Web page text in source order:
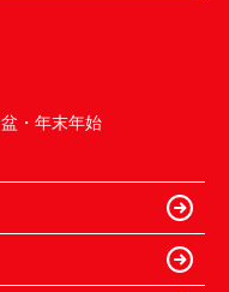
・年末年始